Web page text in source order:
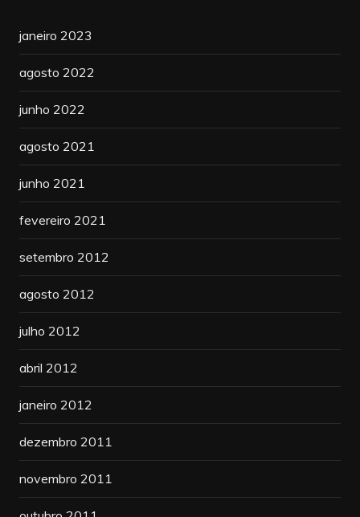
janeiro 2023
agosto 2022
junho 2022
agosto 2021
junho 2021
fevereiro 2021
setembro 2012
agosto 2012
julho 2012
abril 2012
janeiro 2012
dezembro 2011
novembro 2011